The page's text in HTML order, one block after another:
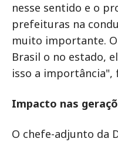
nesse sentido e o
prefeituras na
muito importante.
Brasil o no estado,
isso a importância",
Impacto nas
O chefe-adjunto da